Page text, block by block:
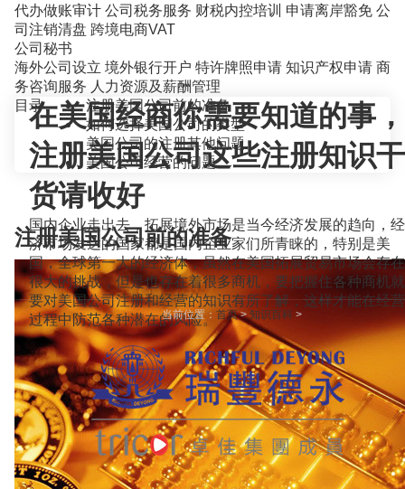
代办做账审计 公司税务服务 财税内控培训 申请离岸豁免 公
司注销清盘 跨境电商VAT
公司秘书
海外公司设立 境外银行开户 特许牌照申请 知识产权申请 商
务咨询服务 人力资源及薪酬管理
当前位置： 首页>知识百科>
在美国经商你需要知道的事，
注册美国公司这些注册知识干
货请收好
国内企业走出去，拓展境外市场是当今经济发展的趋向，经
济市场发达的国家都是国内企业家们所青睐的，特别是美
国，全球第一大的经济体，虽然在美国拓展贸易市场会存在
很大的挑战，但是也存在着很多商机，要把握住各种商机就
要对美国公司注册和经营的知识有所了解，这样才能在经营
过程中防范各种潜在的风险。
目录
注册美国公司前的准备
如何选择美国公司的类型
美国公司的注册其他问题
美国公司经营的问题
注册美国公司前的准备